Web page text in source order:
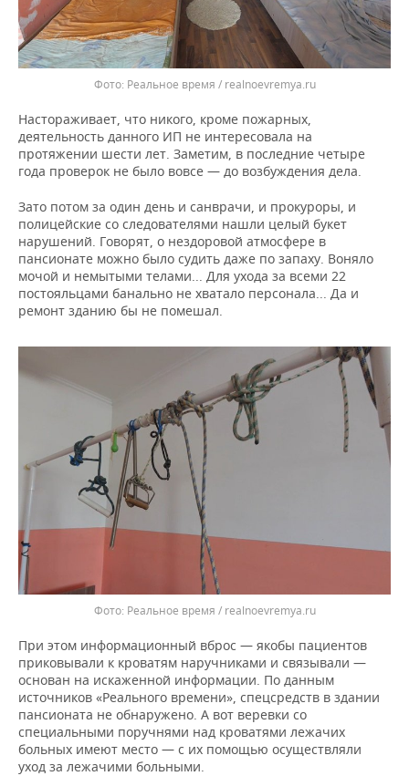
Реальное время / realnoevremya.ru
Настораживает, что никого, кроме пожарных,
деятельность данного ИП не интересовала на
протяжении шести лет. Заметим, в последние четыре
года проверок не было вовсе — до возбуждения дела.
Зато потом за один день и санврачи, и прокуроры, и
полицейские со следователями нашли целый букет
нарушений. Говорят, о нездоровой атмосфере в
пансионате можно было судить даже по запаху. Воняло
мочой и немытыми телами... Для ухода за всеми 22
постояльцами банально не хватало персонала... Да и
ремонт зданию бы не помешал.
Реальное время / realnoevremya.ru
При этом информационный вброс — якобы пациентов
приковывали к кроватям наручниками и связывали —
основан на искаженной информации. По данным
источников «Реального времени», спецсредств в здании
пансионата не обнаружено. А вот веревки со
специальными поручнями над кроватями лежачих
больных имеют место — с их помощью осуществляли
уход за лежачими больными.